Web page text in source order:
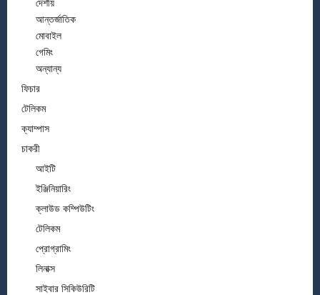
দেশীয়
আন্তর্জাতিক
মোবাইল
গেমিং
অন্যান্য
ফিচার
টেলিকম
ক্যাম্পাস
চাকরী
আইটি
ইঞ্জিনিয়ারিং
ক্লাউড কম্পিউটিং
টেলিকম
প্রোগ্রামিং
লিনাক্স
সাইবার সিকিউরিটি